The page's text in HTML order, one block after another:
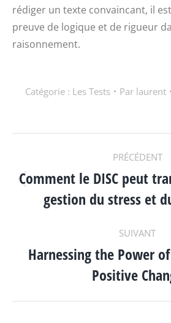
rédiger un texte convaincant, il
preuve de logique et de rigueur
raisonnement.
Catégorie : Les Tests Par laurent
NAVIGATION
ARTICLE
PRÉCÉDENT
Article
Comment le DISC peut
gestion du stress et
SUIVANT
Article
suivant
:
Harnessing the Power
Positive